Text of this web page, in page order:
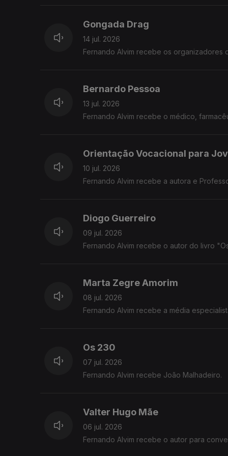
Gongada Drag
14 jul. 2026
Fernando Alvim recebe os organizadores
Bernardo Pessoa
13 jul. 2026
Fernando Alvim recebe o médico,
Orientação Vocacional para
10 jul. 2026
Fernando Alvim recebe a autora e
Diogo Guerreiro
09 jul. 2026
Fernando Alvim recebe o autor do livro
Marta Zegre Amorim
08 jul. 2026
Fernando Alvim recebe a média
Os 230
07 jul. 2026
Fernando Alvim recebe João Malhadeiro.
Valter Hugo Mãe
06 jul. 2026
Fernando Alvim recebe o autor para